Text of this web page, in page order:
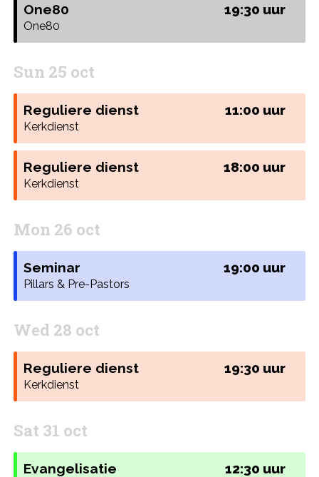
One80 19:30 uur
One80
Sun 25 oct
Reguliere dienst 11:00 uur
Kerkdienst
Reguliere dienst 18:00 uur
Kerkdienst
Mon 26 oct
Seminar 19:00 uur
Pillars & Pre-Pastors
Wed 28 oct
Reguliere dienst 19:30 uur
Kerkdienst
Sat 31 oct
Evangelisatie 12:30 uur